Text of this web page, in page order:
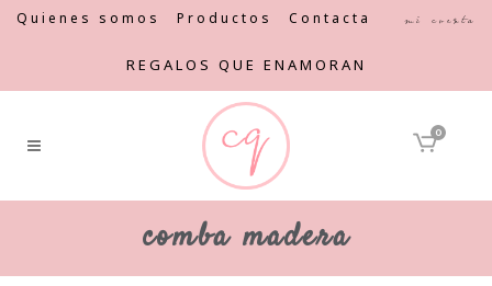
Quienes somos Productos Contacta Mi cuenta
REGALOS QUE ENAMORAN
0
comba madera